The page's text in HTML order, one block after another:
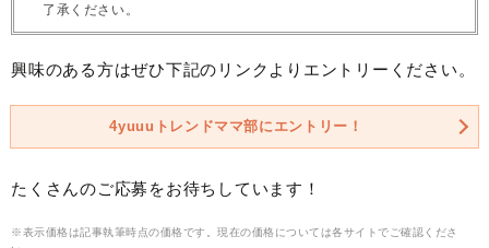
了承ください。
興味のある方はぜひ下記のリンクよりエントリーください。
4yuuuトレンドママ部にエントリー！
たくさんのご応募をお待ちしています！
※表示価格は記事執筆時点の価格です。現在の価格については各サイトでご確認くださ